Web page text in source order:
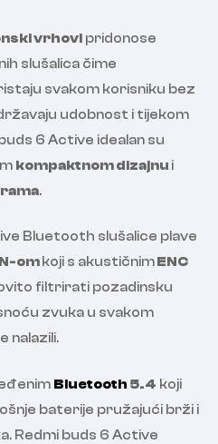
vrhovi pridonose
slušalica čime
svakom korisniku bez
udobnost i tijekom
6 Active idealan su
kompaktnom dizajnu i
.
Bluetooth slušalice plave
om koji s akustičnimENC
filtrirati pozadinsku
zvuka u svakom
nalazili.
Bluetooth 5.4 koji
baterije pružajući brži i
Redmi buds 6 Active